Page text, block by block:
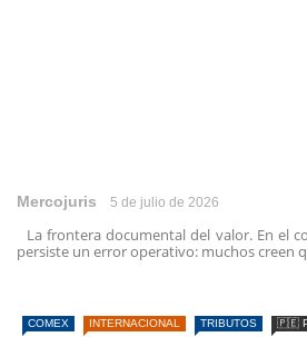
Mercojuris 5 de julio de 2026
La frontera documental del valor. En el
persiste un error operativo: muchos creen
COMEX INTERNACIONAL TRIBUTOS 🇵🇪